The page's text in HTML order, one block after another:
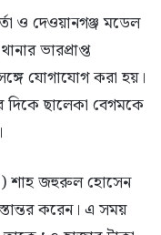
ও দেওয়ানগঞ্জ মডেল
ভারপ্রাপ্ত
যোগাযোগ করা হয়।
দিকে ছালেকা বেগমকে
শাহ জহুরুল হোসেন
করেন। এ সময়